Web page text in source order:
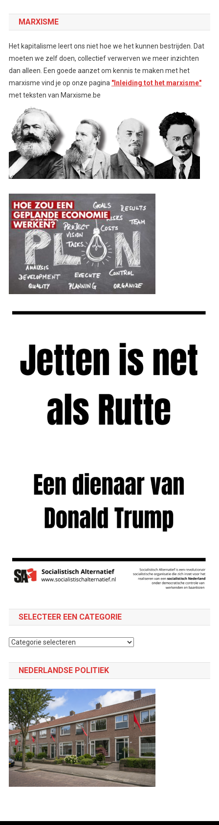
MARXISME
Het kapitalisme leert ons niet hoe we het kunnen bestrijden. Dat
moeten we zelf doen, collectief verwerven we meer inzichten
dan alleen. Een goede aanzet om kennis te maken met het
marxisme vind je op onze pagina "Inleiding tot het marxisme"
met teksten van Marxisme.be
SELECTEER EEN CATEGORIE
Selecteer
categorie
NEDERLANDSE POLITIEK